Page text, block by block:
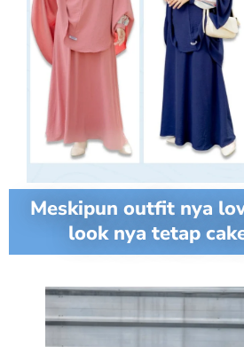
Meskipun outfit nya
look nya tetap